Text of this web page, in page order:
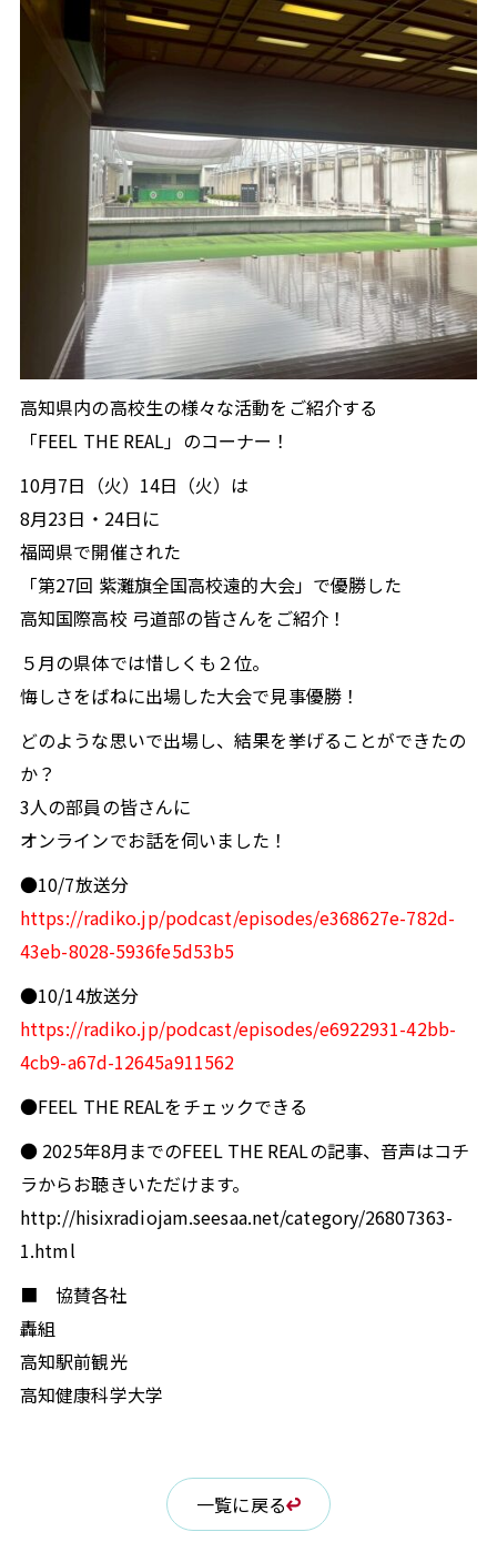
高知県内の高校生の様々な活動をご紹介する
「FEEL THE REAL」のコーナー！
10月7日（火）14日（火）は
8月23日・24日に
福岡県で開催された
「第27回 紫灘旗全国高校遠的大会」で優勝した
高知国際高校 弓道部の皆さんをご紹介！
５月の県体では惜しくも２位。
悔しさをばねに出場した大会で見事優勝！
どのような思いで出場し、結果を挙げることができたの
か？
3人の部員の皆さんに
オンラインでお話を伺いました！
●10/7放送分
https://radiko.jp/podcast/episodes/e368627e-782d-
43eb-8028-5936fe5d53b5
●10/14放送分
https://radiko.jp/podcast/episodes/e6922931-42bb-
4cb9-a67d-12645a911562
●FEEL THE REALをチェックできる
● 2025年8月までのFEEL THE REALの記事、音声はコチ
ラからお聴きいただけます。
http://hisixradiojam.seesaa.net/category/26807363-
1.html
■ 協賛各社
轟組
高知駅前観光
高知健康科学大学
一覧に戻る
閉じる